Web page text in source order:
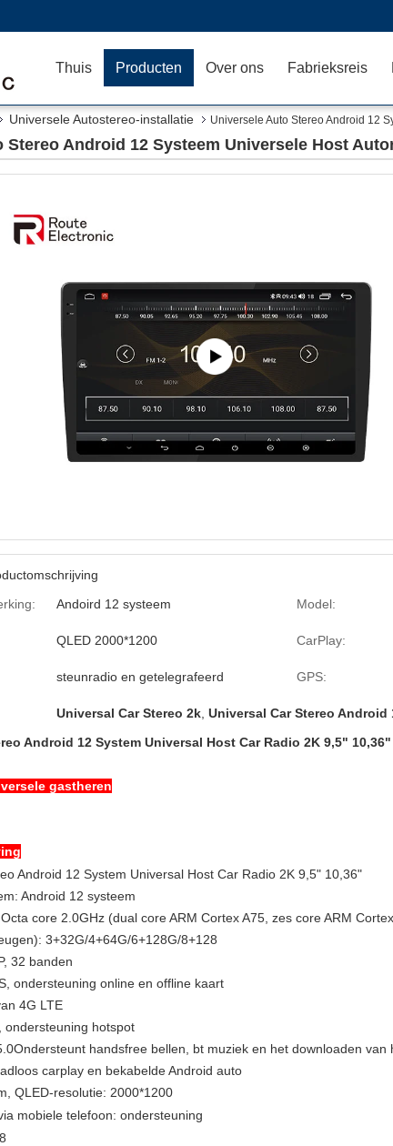
Thuis Producten Over ons Fabrieksreis
Universele Autostereo-installatie Universele Auto Stereo Android 12
Stereo Android 12 Systeem Universele Host
Andoird 12 systeem Model:
QLED 2000*1200 CarPlay:
steunradio en getelegrafeerd GPS:
Universal Car Stereo 2k Universal Car Stereo Android
Android 12 System Universal Host Car Radio 2K 9,5" 10,36"
gastheren
Android 12 System Universal Host Car Radio 2K 9,5" 10,36"
Android 12 systeem
core 2.0GHz (dual core ARM Cortex A75, zes core ARM
3+32G/4+64G/6+128G/8+128
32 banden
ondersteuning online en offline kaart
4G LTE
ondersteuning hotspot
handsfree bellen, bt muziek en het downloaden van
carplay en bekabelde Android auto
QLED-resolutie: 2000*1200
mobiele telefoon: ondersteuning